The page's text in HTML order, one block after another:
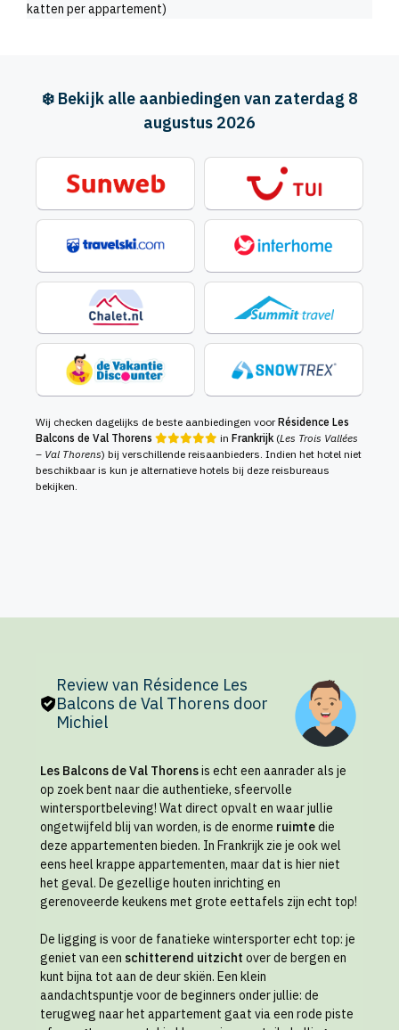
katten per appartement)
❄️ Bekijk alle aanbiedingen van zaterdag 8
augustus 2026
Wij checken dagelijks de beste aanbiedingen voorRésidence Les
Balcons de Val Thorens
in Frankrijk (Les Trois Vallées
– Val Thorens) bij verschillende reisaanbieders. Indien het hotel niet
beschikbaar is kun je alternatieve hotels bij deze reisbureaus
bekijken.
Review van Résidence Les
Balcons de Val Thorens door
Michiel
Les Balcons de Val Thorensis echt een aanrader als je
op zoek bent naar die authentieke, sfeervolle
wintersportbeleving! Wat direct opvalt en waar jullie
ongetwijfeld blij van worden, is de enorme ruimtedie
deze appartementen bieden. In Frankrijk zie je ook wel
eens heel krappe appartementen, maar dat is hier niet
het geval. De gezellige houten inrichting en
gerenoveerde keukens met grote eettafels zijn echt top!
De ligging is voor de fanatieke wintersporter echt top: je
geniet van een schitterend uitzicht over de bergen en
kunt bijna tot aan de deur skiën. Een klein
aandachtspuntje voor de beginners onder jullie: de
terugweg naar het appartement gaat via een rode piste